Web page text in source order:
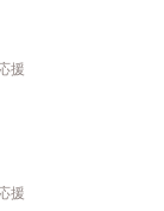
援
援